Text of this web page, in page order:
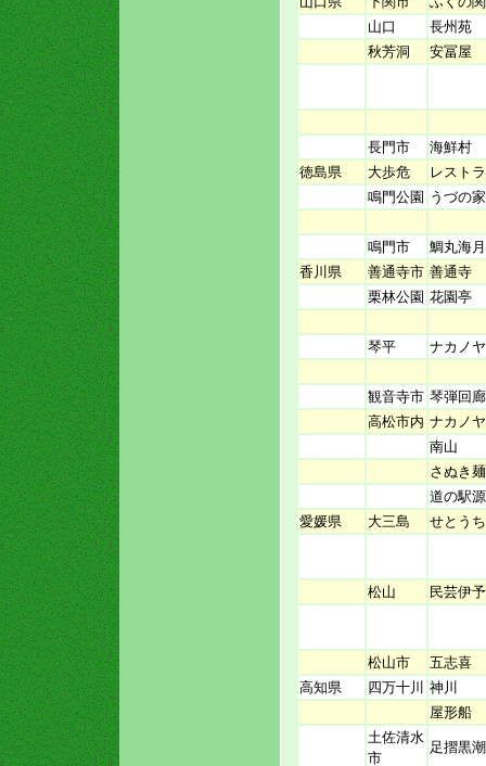
山口
長州苑
秋芳洞
安冨屋
長門市
海鮮村
徳島県
大歩危
レスト
鳴門公園 うづの家
鳴門市
鯛丸海月
香川県
善通寺市 善通寺
栗林公園 花園亭
琴平 ナカノ
観音寺市 琴弾回廊
高松市内 ナカノ
南山
さぬき
道の駅
愛媛県
大三島 せとう
松山 民芸伊
松山市
五志喜
高知県
四万十川
神川
屋形船
土佐清水
市
足摺黒